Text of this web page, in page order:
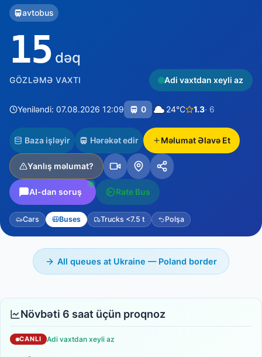
avtobus
15 dəq
GÖZLƏMƏ VAXTI Adi vaxtdan xeyli az
Yeniləndi: 07.08.2026 12:09 0 24°C 1.3· 6
Baza işləyir Hərəkət edir Məlumat Əlavə Et
Yanlış məlumat?
AI-dan soruş Rate Bus
Cars Buses Trucks <7.5 t Polşa
All queues at Ukraine — Poland border
Növbəti 6 saat üçün proqnoz
CANLI Adi vaxtdan xeyli az